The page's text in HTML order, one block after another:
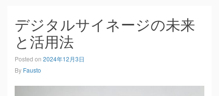
デジタルサイネージの未来
と活用法
Posted on 2024年12月3日
By Fausto